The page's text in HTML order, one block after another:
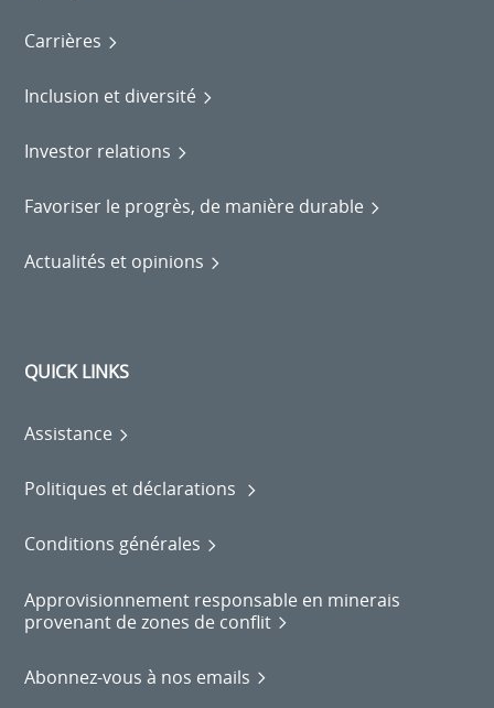
Carrières
Inclusion et diversité
Investor relations
Favoriser le progrès, de manière durable
Actualités et opinions
QUICK LINKS
Assistance
Politiques et déclarations
Conditions générales
Approvisionnement responsable en minerais
provenant de zones de conflit
Abonnez-vous à nos emails